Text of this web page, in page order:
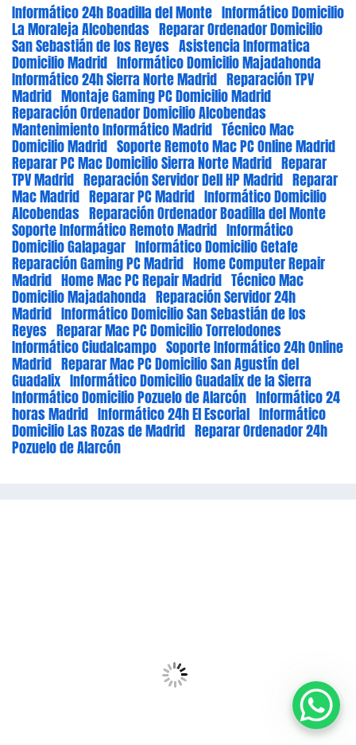
Informático 24h Boadilla del Monte Informático Domicilio
La Moraleja Alcobendas Reparar Ordenador Domicilio
San Sebastián de los Reyes Asistencia Informatica
Domicilio Madrid Informático Domicilio Majadahonda
Informático 24h Sierra Norte Madrid Reparación TPV
Madrid Montaje Gaming PC Domicilio Madrid
Reparación Ordenador Domicilio Alcobendas
Mantenimiento Informático Madrid Técnico Mac
Domicilio Madrid Soporte Remoto Mac PC Online Madrid
Reparar PC Mac Domicilio Sierra Norte Madrid Reparar
TPV Madrid Reparación Servidor Dell HP Madrid Reparar
Mac Madrid Reparar PC Madrid Informático Domicilio
Alcobendas Reparación Ordenador Boadilla del Monte
Soporte Informático Remoto Madrid Informático
Domicilio Galapagar Informático Domicilio Getafe
Reparación Gaming PC Madrid Home Computer Repair
Madrid Home Mac PC Repair Madrid Técnico Mac
Domicilio Majadahonda Reparación Servidor 24h
Madrid Informático Domicilio San Sebastián de los
Reyes Reparar Mac PC Domicilio Torrelodones
Informático Ciudalcampo Soporte Informático 24h Online
Madrid Reparar Mac PC Domicilio San Agustín del
Guadalix Informático Domicilio Guadalix de la Sierra
Informático Domicilio Pozuelo de Alarcón Informático 24
horas Madrid Informático 24h El Escorial Informático
Domicilio Las Rozas de Madrid Reparar Ordenador 24h
Pozuelo de Alarcón